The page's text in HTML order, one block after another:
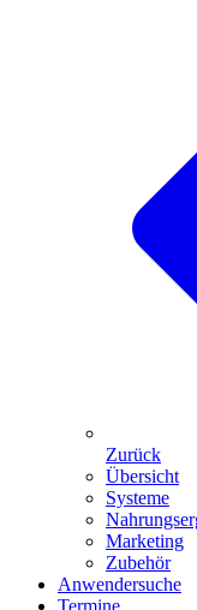
Zurück
Übersicht
Systeme
Marketing
Zubehör
Anwendersuche
Termine